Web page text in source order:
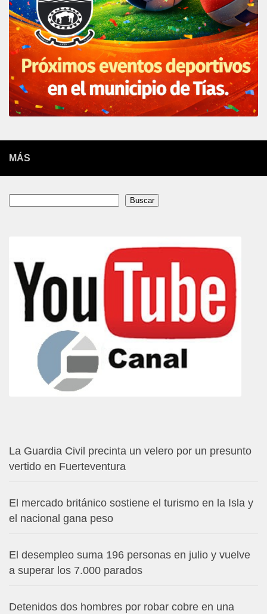
MÁS
Buscar
La Guardia Civil precinta un velero por un presunto
vertido en Fuerteventura
El mercado británico sostiene el turismo en la Isla y
el nacional gana peso
El desempleo suma 196 personas en julio y vuelve
a superar los 7.000 parados
Detenidos dos hombres por robar cobre en una